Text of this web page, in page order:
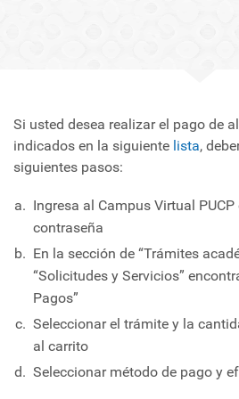
Si usted desea realizar el pago de
indicados en la siguiente lista,
siguientes pasos:
Ingresa al Campus Virtual
contraseña
En la sección de “Trámites
“Solicitudes y Servicios”
Pagos”
Seleccionar el trámite y la
al carrito
Seleccionar método de pago y